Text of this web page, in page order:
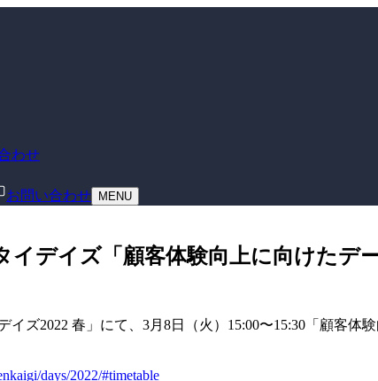
わせ
お問い合わせ MENU
イデイズ「顧客体験向上に向けた
イズ2022 春」にて、3月8日（火）15:00〜15:30「顧客
days/2022/#timetable